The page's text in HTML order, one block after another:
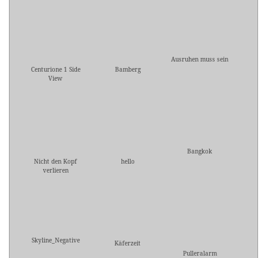
Centurione 1 Side
View
Bamberg
Ausruhen muss sein
Nicht den Kopf
verlieren
hello
Bangkok
Skyline_Negative
Käferzeit
Pulleralarm